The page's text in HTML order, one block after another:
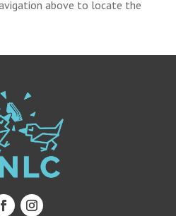
above to locate the